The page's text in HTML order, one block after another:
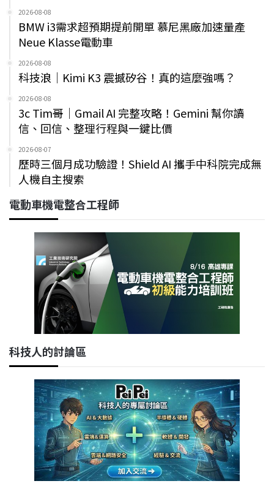
2026-08-08
BMW i3需求超預期提前開單 慕尼黑廠加速量產
Neue Klasse電動車
2026-08-08
科技浪｜Kimi K3 震撼矽谷！真的這麼強嗎？
2026-08-08
3c Tim哥｜Gmail AI 完整攻略！Gemini 幫你讀
信、回信、整理行程與一鍵比價
2026-08-07
歷時三個月成功驗證！Shield AI 攜手中科院完成無
人機自主搜索
電動車機電整合工程師
科技人的討論區